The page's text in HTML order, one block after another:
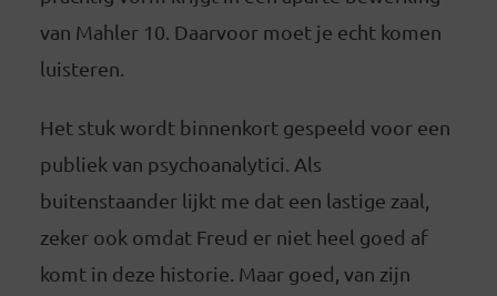
van Mahler 10. Daarvoor moet je echt komen
luisteren.
Het stuk wordt binnenkort gespeeld voor een
publiek van psychoanalytici. Als
buitenstaander lijkt me dat een lastige zaal,
zeker ook omdat Freud er niet heel goed af
komt in deze historie. Maar goed, van zijn